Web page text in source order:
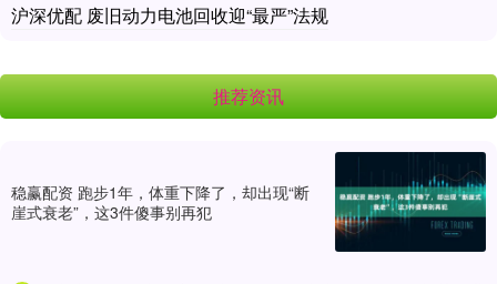
沪深优配 废旧动力电池回收迎“最严”法规
推荐资讯
稳赢配资 跑步1年，体重下降了，却出现“断
崖式衰老”，这3件傻事别再犯